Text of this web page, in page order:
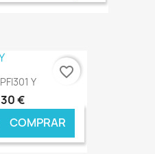
Y
€
COMPRAR
favorite_border